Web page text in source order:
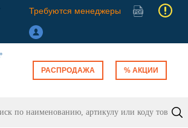
Требуются менеджеры
РАСПРОДАЖА % АКЦИИ